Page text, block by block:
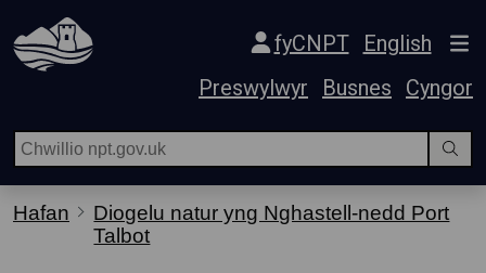
Hepgor gwe-lywio
fyCNPT
English
Preswylwyr
Busnes Cyngor
Hafan
Diogelu natur yng Nghastell-nedd Port
Talbot